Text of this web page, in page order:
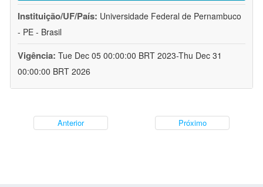
Instituição/UF/País: Universidade Federal de Pernambuco
- PE - Brasil
Vigência: Tue Dec 05 00:00:00 BRT 2023-Thu Dec 31
00:00:00 BRT 2026
Anterior Próximo